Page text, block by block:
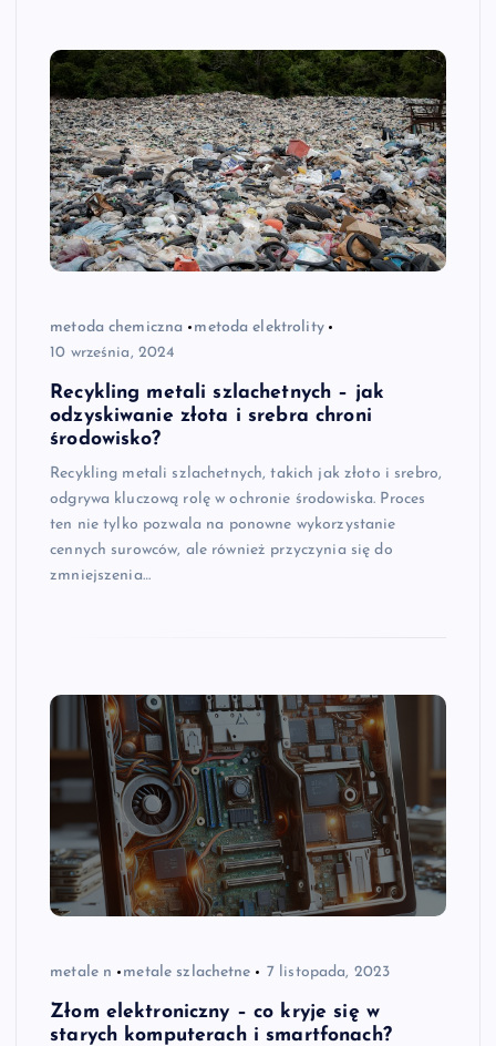
metoda chemiczna
metoda elektrolity
10 września, 2024
Recykling metali szlachetnych – jak
odzyskiwanie złota i srebra chroni
środowisko?
Recykling metali szlachetnych, takich jak złoto i srebro,
odgrywa kluczową rolę w ochronie środowiska. Proces
ten nie tylko pozwala na ponowne wykorzystanie
cennych surowców, ale również przyczynia się do
zmniejszenia…
metale n metale szlachetne 7 listopada, 2023
Złom elektroniczny – co kryje się w
starych komputerach i smartfonach?